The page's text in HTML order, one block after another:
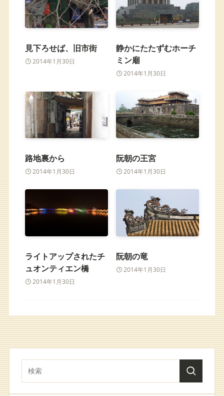
見下ろせば、旧市街
2014年1月30日
静かにたたずむホーチ
ミン廟
2014年1月30日
路地裏から
2014年1月30日
阮朝の王宮
2014年1月30日
ライトアップされたチ
ュオンティエン橋
2014年1月30日
阮朝の竜
2014年1月30日